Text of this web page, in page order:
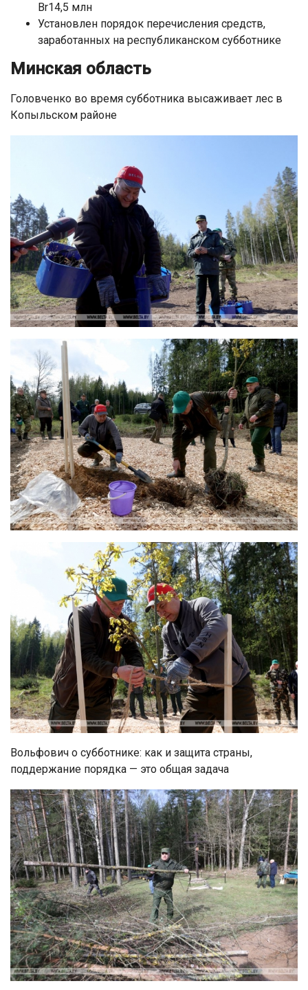
Br14,5 млн
Установлен порядок перечисления средств,
заработанных на республиканском субботнике
Минская область
Головченко во время субботника высаживает лес в
Копыльском районе
Вольфович о субботнике: как и защита страны,
поддержание порядка — это общая задача